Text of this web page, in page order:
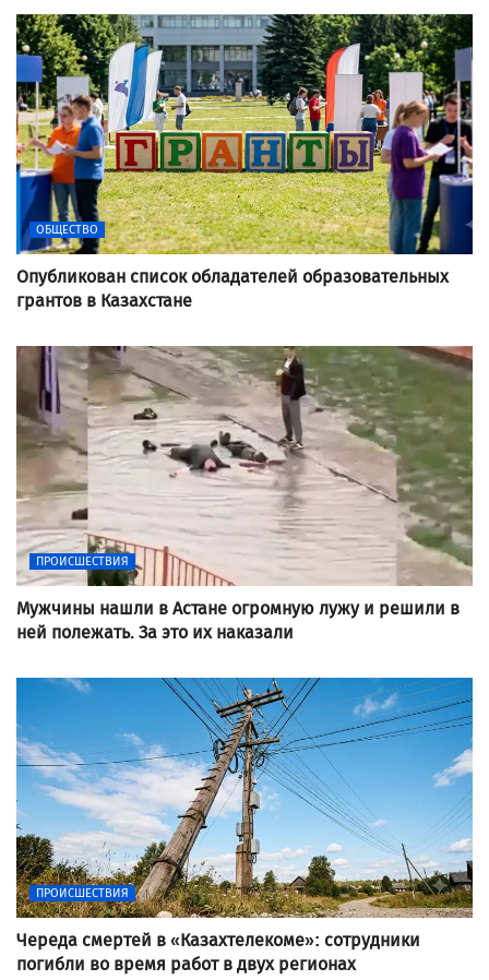
ОБЩЕСТВО
Опубликован список обладателей образовательных
грантов в Казахстане
ПРОИСШЕСТВИЯ
Мужчины нашли в Астане огромную лужу и решили в
ней полежать. За это их наказали
ПРОИСШЕСТВИЯ
Череда смертей в «Казахтелекоме»: сотрудники
погибли во время работ в двух регионах